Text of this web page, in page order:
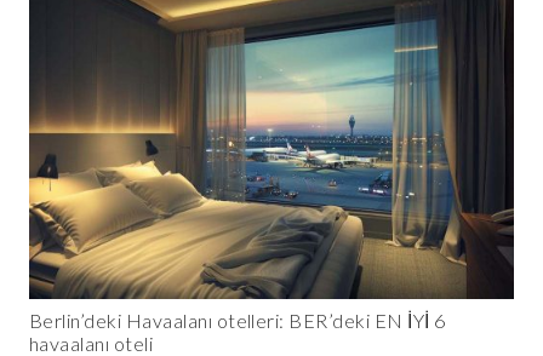
Berlin’deki Havaalanı otelleri: BER’deki EN İYİ 6
havaalanı oteli